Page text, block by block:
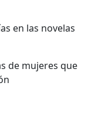
en las novelas
de mujeres que